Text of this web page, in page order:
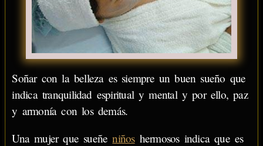
Soñar con la belleza es siempre un buen sueño que
indica tranquilidad espiritual y mental y por ello, paz
y armonía con los demás.
Una mujer que sueñeniñoshermosos indica que es